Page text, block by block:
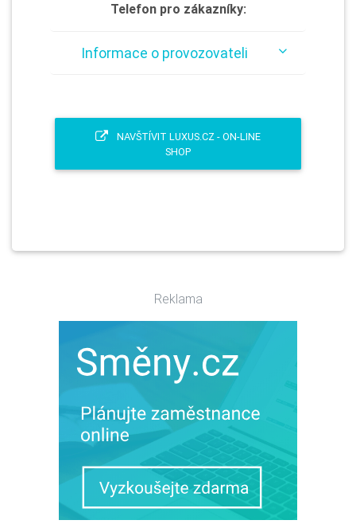
Telefon pro zákazníky:
Informace o provozovateli
NAVŠTÍVIT LUXUS.CZ - ON-LINE
SHOP
Reklama